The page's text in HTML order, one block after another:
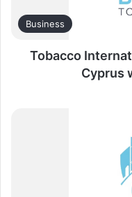
Business
Tobacco
Cyprus